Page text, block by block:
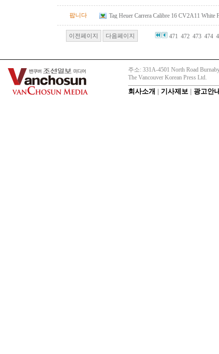
팝니다
Tag Heuer Carrera Calibre 16 CV2A11 White
이전페이지 다음페이지 471 472 473 474
주소: 331A-4501 North Road
The Vancouver Korean Press Ltd.
회사소개 기사제보 광고안